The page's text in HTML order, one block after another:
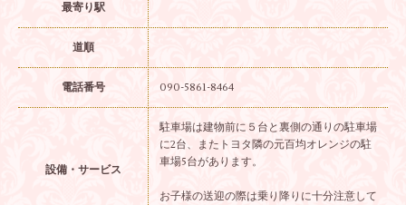
最寄り駅
道順
電話番号 090-5861-8464
設備・サービス
駐車場は建物前に５台と裏側の通りの駐車場
に2台、またトヨタ隣の元百均オレンジの駐
車場5台があります。
お子様の送迎の際は乗り降りに十分注意して